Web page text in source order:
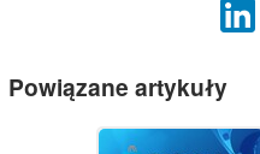
Powiązane artykuły